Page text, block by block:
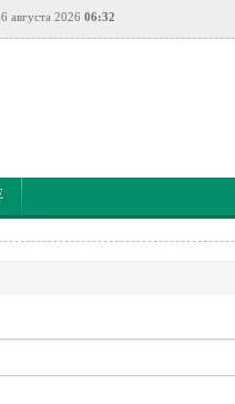
августа 2026 06:32